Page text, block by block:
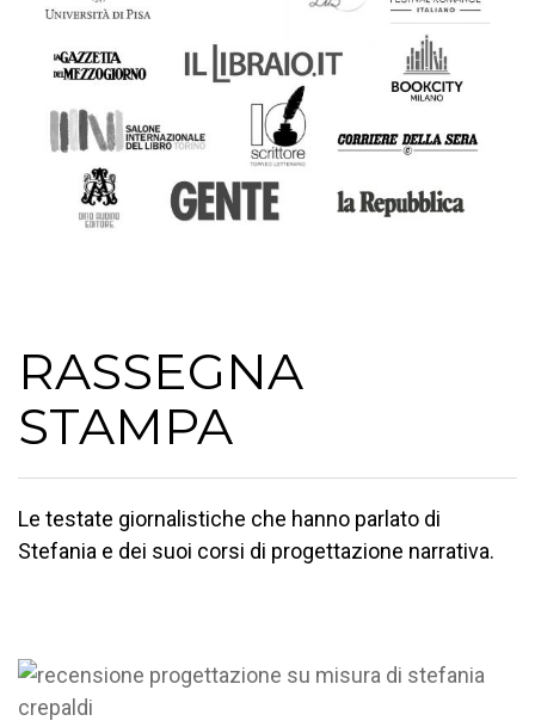
RASSEGNA
STAMPA
Le testate giornalistiche che hanno parlato di
Stefania e dei suoi corsi di progettazione narrativa.